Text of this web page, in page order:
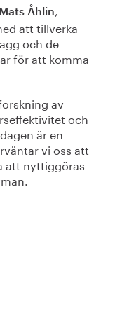
Mats Åhlin,
att tillverka
och de
för att komma
av
och
är en
vi oss att
att nyttiggöras